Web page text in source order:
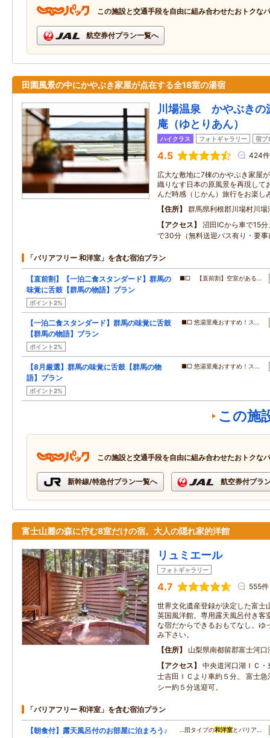
この施設と交通手段を自由に組み合わせたおトクな
航空券付プラン一覧へ
田園風景の中にかやぶき家屋が点在する全18室の湯宿
川場温泉 かやぶき
庵（ゆとりあん）
ハイクラス フォトギャラリー 宿ブ
4.5 424件
広大な敷地に7棟のかやぶき家屋
織りなす日本の原風景を再現して
んだ時感（じかん）旅行をお楽し
住所
群馬県利根郡川場村川
アクセス
沼田ICから車で15
で30分（無料送迎バス有り・要事
「バリアフリー 和洋室」を含む宿泊プラン
【直前割】【一泊二食スタンダード】群馬の
味覚に舌鼓【群馬の物語】プラン
ポイント2%
■□ 【直前割】空室がある…
【一泊二食スタンダード】群馬の味覚に舌鼓
【群馬の物語】プラン
ポイント2%
■□ 悠湯里庵おすすめ！ス…
【8月厳選】群馬の味覚に舌鼓【群馬の物
語】プラン
ポイント2%
■□ 悠湯里庵おすすめ！ス…
この施
この施設と交通手段を自由に組み合わせたおトクな
新幹線/特急付プラン一覧へ 航空券付プラ
富士山麓の森に佇む8室だけの宿。大人の隠れ家的洋館
リュミエール
フォトギャラリー
4.7 555件
世界文化遺産登録が決定した富士
英国風洋館。専用露天風呂付き客
な宿だからできるおもてなし。ゆ
み下さい。
住所
山梨県南都留郡富士河口
アクセス
中央道河口湖ＩＣ
士吉田ＩＣより車約５分。 富士
シー約５分送迎可。
「バリアフリー 和洋室」を含む宿泊プラン
【朝食付】露天風呂付のお部屋に泊まろう♪
…団タイプの和洋室とバリア…